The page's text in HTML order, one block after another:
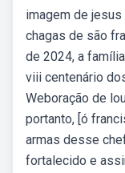
imagem de
chagas de são
de 2024, a
viii centenário
Weboração de
portanto, [ó
armas desse
fortalecido e